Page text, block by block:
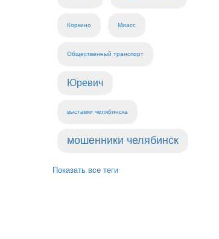
Коркино Миасс
Общественный транспорт
Юревич
выставки челябинска
мошенники челябинск
Показать все теги